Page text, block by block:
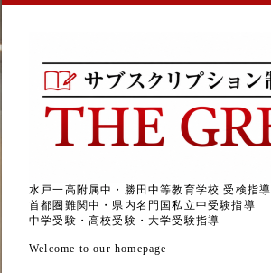
水戸一高附属中・勝田中等教育学校 受検指導
首都圏難関中・県内名門国私立中受験指導
中学受験・高校受験・大学受験指導
Welcome to our homepage